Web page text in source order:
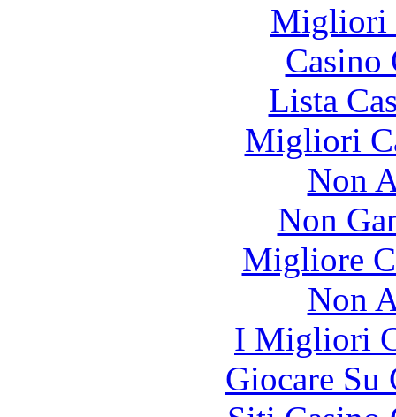
Migliori
Lista
Migliori
Non
Non
Migliore
Non
I Migliori
Giocare Su